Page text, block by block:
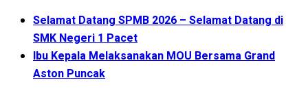
Selamat Datang SPMB 2026 – Selamat Datang di
SMK Negeri 1 Pacet
Ibu Kepala Melaksanakan MOU Bersama Grand
Aston Puncak